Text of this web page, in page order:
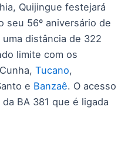
Quijingue festejará
seu 56º aniversário de
distância de 322
limite com os
Tucano,
e Banzaê. O acesso
BA 381 que é ligada